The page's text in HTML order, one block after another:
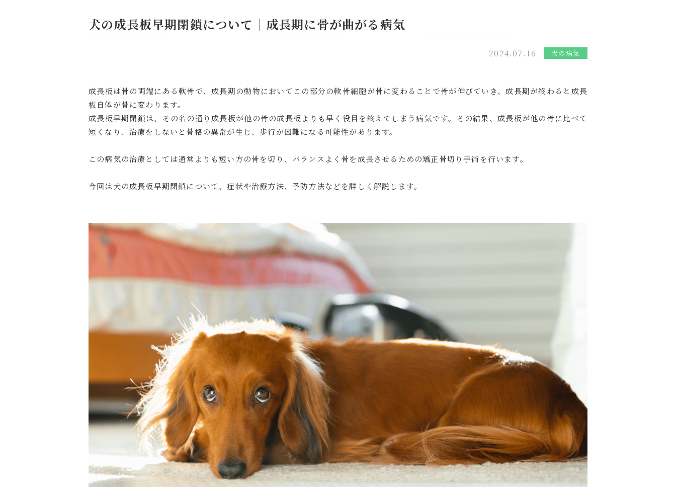
犬の成長板早期閉鎖について｜成長期に骨が曲がる病気
2024.07.16 犬の病気
成長板は骨の両端にある軟骨で、成長期の動物においてこの部分の軟骨細胞が骨に変わることで骨が伸びていき、成長期が終わると成長
板自体が骨に変わります。
成長板早期閉鎖は、その名の通り成長板が他の骨の成長板よりも早く役目を終えてしまう病気です。その結果、成長板が他の骨に比べて
短くなり、治療をしないと骨格の異常が生じ、歩行が困難になる可能性があります。
この病気の治療としては通常よりも短い方の骨を切り、バランスよく骨を成長させるための矯正骨切り手術を行います。
今回は犬の成長板早期閉鎖について、症状や治療方法、予防方法などを詳しく解説します。